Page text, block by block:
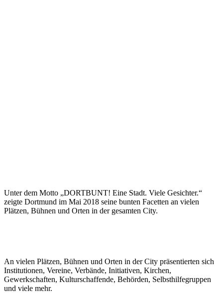
Unter dem Motto „DORTBUNT! Eine Stadt. Viele Gesichter.“
zeigte Dortmund im Mai 2018 seine bunten Facetten an vielen
Plätzen, Bühnen und Orten in der gesamten City.
An vielen Plätzen, Bühnen und Orten in der City präsentierten sich
Institutionen, Vereine, Verbände, Initiativen, Kirchen,
Gewerkschaften, Kulturschaffende, Behörden, Selbsthilfegruppen
und viele mehr.